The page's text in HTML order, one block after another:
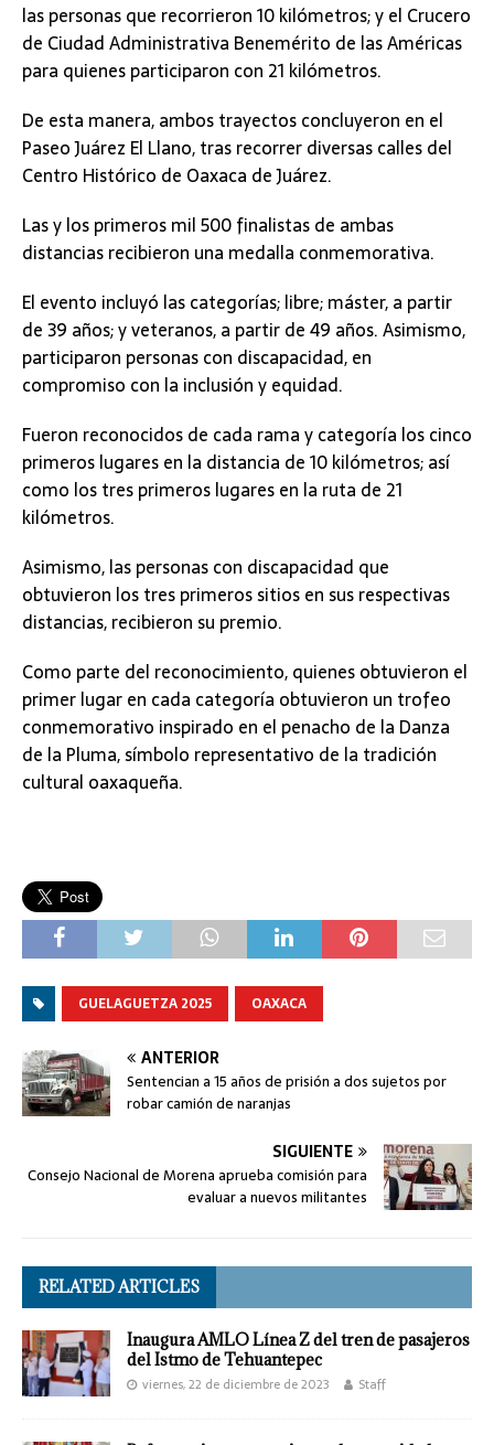
las personas que recorrieron 10 kilómetros; y el Crucero
de Ciudad Administrativa Benemérito de las Américas
para quienes participaron con 21 kilómetros.
De esta manera, ambos trayectos concluyeron en el
Paseo Juárez El Llano, tras recorrer diversas calles del
Centro Histórico de Oaxaca de Juárez.
Las y los primeros mil 500 finalistas de ambas
distancias recibieron una medalla conmemorativa.
El evento incluyó las categorías; libre; máster, a partir
de 39 años; y veteranos, a partir de 49 años. Asimismo,
participaron personas con discapacidad, en
compromiso con la inclusión y equidad.
Fueron reconocidos de cada rama y categoría los cinco
primeros lugares en la distancia de 10 kilómetros; así
como los tres primeros lugares en la ruta de 21
kilómetros.
Asimismo, las personas con discapacidad que
obtuvieron los tres primeros sitios en sus respectivas
distancias, recibieron su premio.
Como parte del reconocimiento, quienes obtuvieron el
primer lugar en cada categoría obtuvieron un trofeo
conmemorativo inspirado en el penacho de la Danza
de la Pluma, símbolo representativo de la tradición
cultural oaxaqueña.
GUELAGUETZA 2025 OAXACA
ANTERIOR
Sentencian a 15 años de prisión a dos sujetos por
robar camión de naranjas
SIGUIENTE
Consejo Nacional de Morena aprueba comisión para
evaluar a nuevos militantes
RELATED ARTICLES
Inaugura AMLO Línea Z del tren de pasajeros
del Istmo de Tehuantepec
viernes, 22 de diciembre de 2023 Staff